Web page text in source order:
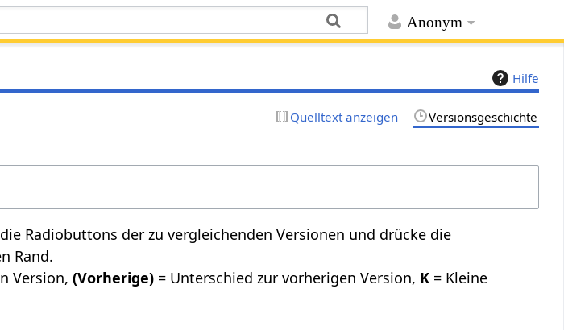
Anonym
Hilfe
Quelltext anzeigen Versionsgeschichte
Radiobuttons der zu vergleichenden Versionen und drücke die
Rand.
Version,(Vorherige) = Unterschied zur vorherigen Version, K = Kleine